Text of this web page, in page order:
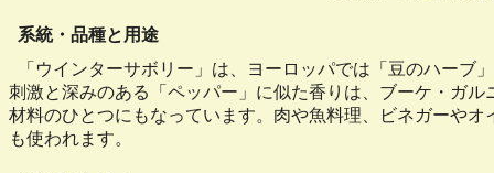
系統・品種と用途
「ウインターサボリー」は、ヨーロッパでは「豆のハーブ
刺激と深みのある「ペッパー」に似た香りは、ブーケ・ガル
材料のひとつにもなっています。肉や魚料理、ビネガーやオ
も使われます。